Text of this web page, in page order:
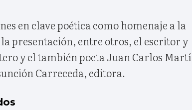
en clave poética como homenaje a la
presentación, entre otros, el escritor y
y el también poeta Juan Carlos
Carreceda, editora.